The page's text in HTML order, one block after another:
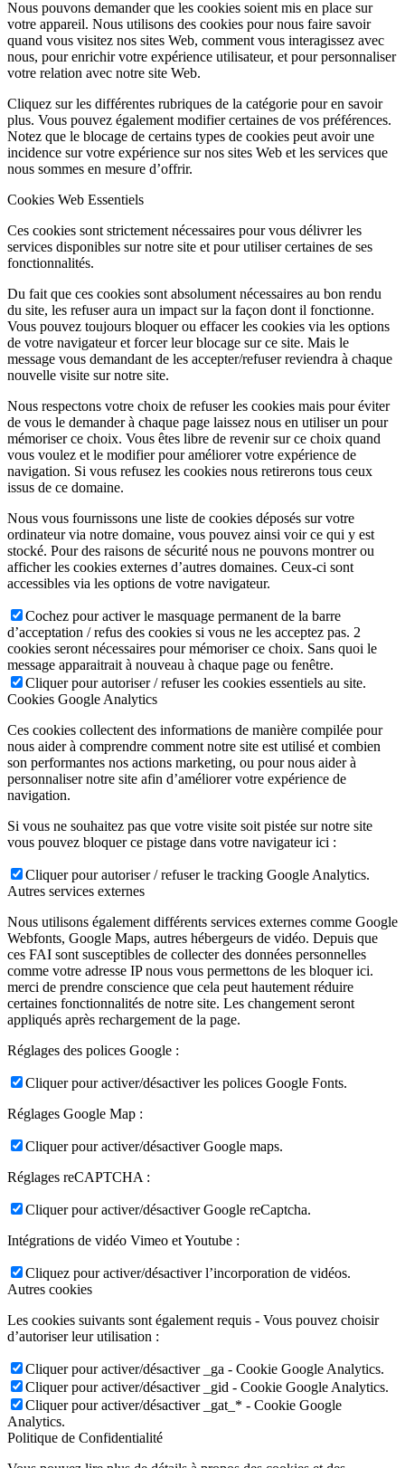
Nous pouvons demander que les cookies soient mis en place sur
votre appareil. Nous utilisons des cookies pour nous faire savoir
quand vous visitez nos sites Web, comment vous interagissez avec
nous, pour enrichir votre expérience utilisateur, et pour personnaliser
votre relation avec notre site Web.
Cliquez sur les différentes rubriques de la catégorie pour en savoir
plus. Vous pouvez également modifier certaines de vos préférences.
Notez que le blocage de certains types de cookies peut avoir une
incidence sur votre expérience sur nos sites Web et les services que
nous sommes en mesure d’offrir.
Cookies Web Essentiels
Ces cookies sont strictement nécessaires pour vous délivrer les
services disponibles sur notre site et pour utiliser certaines de ses
fonctionnalités.
Du fait que ces cookies sont absolument nécessaires au bon rendu
du site, les refuser aura un impact sur la façon dont il fonctionne.
Vous pouvez toujours bloquer ou effacer les cookies via les options
de votre navigateur et forcer leur blocage sur ce site. Mais le
message vous demandant de les accepter/refuser reviendra à chaque
nouvelle visite sur notre site.
Nous respectons votre choix de refuser les cookies mais pour éviter
de vous le demander à chaque page laissez nous en utiliser un pour
mémoriser ce choix. Vous êtes libre de revenir sur ce choix quand
vous voulez et le modifier pour améliorer votre expérience de
navigation. Si vous refusez les cookies nous retirerons tous ceux
issus de ce domaine.
Nous vous fournissons une liste de cookies déposés sur votre
ordinateur via notre domaine, vous pouvez ainsi voir ce qui y est
stocké. Pour des raisons de sécurité nous ne pouvons montrer ou
afficher les cookies externes d’autres domaines. Ceux-ci sont
accessibles via les options de votre navigateur.
Cochez pour activer le masquage permanent de la barre
d’acceptation / refus des cookies si vous ne les acceptez pas. 2
cookies seront nécessaires pour mémoriser ce choix. Sans quoi le
message apparaitrait à nouveau à chaque page ou fenêtre.
Cliquer pour autoriser / refuser les cookies essentiels au site.
Cookies Google Analytics
Ces cookies collectent des informations de manière compilée pour
nous aider à comprendre comment notre site est utilisé et combien
son performantes nos actions marketing, ou pour nous aider à
personnaliser notre site afin d’améliorer votre expérience de
navigation.
Si vous ne souhaitez pas que votre visite soit pistée sur notre site
vous pouvez bloquer ce pistage dans votre navigateur ici :
Cliquer pour autoriser / refuser le tracking Google Analytics.
Autres services externes
Nous utilisons également différents services externes comme Google
Webfonts, Google Maps, autres hébergeurs de vidéo. Depuis que
ces FAI sont susceptibles de collecter des données personnelles
comme votre adresse IP nous vous permettons de les bloquer ici.
merci de prendre conscience que cela peut hautement réduire
certaines fonctionnalités de notre site. Les changement seront
appliqués après rechargement de la page.
Réglages des polices Google :
Cliquer pour activer/désactiver les polices Google Fonts.
Réglages Google Map :
Cliquer pour activer/désactiver Google maps.
Réglages reCAPTCHA :
Cliquer pour activer/désactiver Google reCaptcha.
Intégrations de vidéo Vimeo et Youtube :
Cliquez pour activer/désactiver l’incorporation de vidéos.
Autres cookies
Les cookies suivants sont également requis - Vous pouvez choisir
d’autoriser leur utilisation :
Cliquer pour activer/désactiver _ga - Cookie Google Analytics.
Cliquer pour activer/désactiver _gid - Cookie Google Analytics.
Cliquer pour activer/désactiver _gat_* - Cookie Google
Analytics.
Politique de Confidentialité